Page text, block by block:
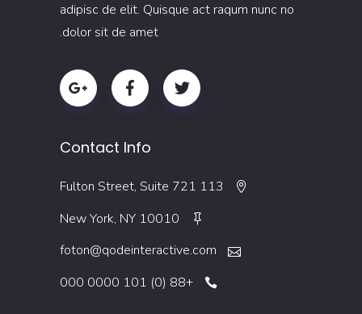
adipisc de elit. Quisque act raqum nunc no
dolor sit de amet.
Contact Info
113 Fulton Street, Suite 721
New York, NY 10010
foton@qodeinteractive.com
+88 (0) 101 0000 000